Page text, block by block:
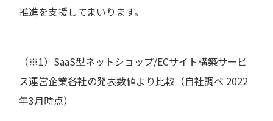
推進を支援してまいります。
（※1）SaaS型ネットショップ/ECサイト構築サービ
ス運営企業各社の発表数値より比較（自社調べ 2022
年3月時点）